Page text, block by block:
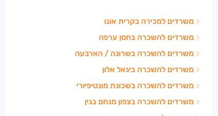
משרדים למכירה בקרית אונו
משרדים להשכרה בחסן ערפה
משרדים להשכרה בשרונה / הארבעה
משרדים להשכרה ביגאל אלון
משרדים להשכרה בשכונת מונטיפיורי
משרדים להשכרה בצפון מנחם בגין